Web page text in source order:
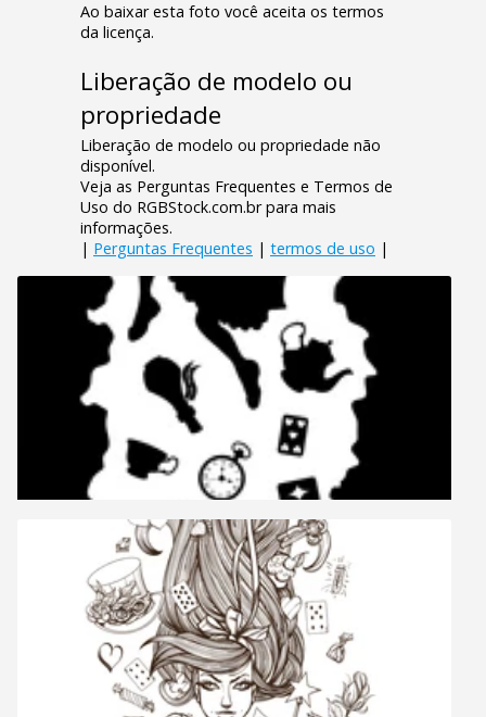
Ao baixar esta foto você aceita os termos
da licença.
Liberação de modelo ou
propriedade
Liberação de modelo ou propriedade não
disponível.
Veja as Perguntas Frequentes e Termos de
Uso do RGBStock.com.br para mais
informações.
| Perguntas Frequentes | termos de uso |